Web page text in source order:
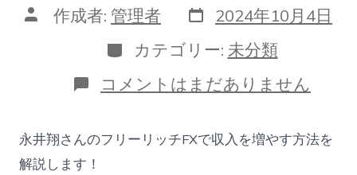
投 作成者: 管理者 投
稿
日
2024年10月4日
カ
テ
ゴ
リ
カテゴリー: 未分類
永
井
が
伝
コメントはまだありません
永井翔さんのフリーリッチFXで収入を増やす方法を
解説します！